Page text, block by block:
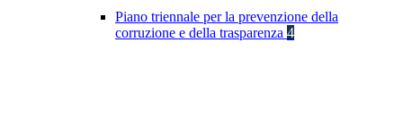
Piano triennale per la prevenzione della
corruzione e della trasparenza 4